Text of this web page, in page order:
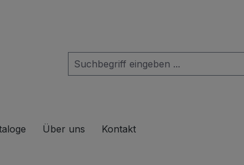
der Kategorie Produkte
Über uns Kontakt